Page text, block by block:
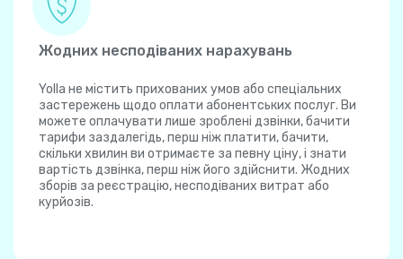
Жодних несподіваних нарахувань
Yolla не містить прихованих умов або спеціальних
застережень щодо оплати абонентських послуг. Ви
можете оплачувати лише зроблені дзвінки, бачити
тарифи заздалегідь, перш ніж платити, бачити,
скільки хвилин ви отримаєте за певну ціну, і знати
вартість дзвінка, перш ніж його здійснити. Жодних
зборів за реєстрацію, несподіваних витрат або
курйозів.